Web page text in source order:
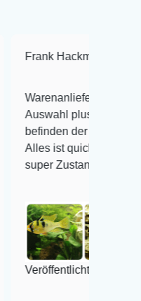
★★★★
Top und die
gesundheitliches
Fische einwandfrei.
lebendig und im
Gerne wieder 😃
auf Google